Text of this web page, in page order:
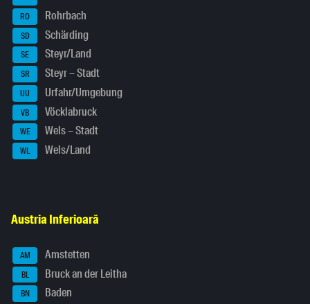
RO Rohrbach
SD Schärding
SE Steyr/Land
SR Steyr – Stadt
UU Urfahr/Umgebung
VB Vöcklabruck
WE Wels – Stadt
WL Wels/Land
Austria Inferioară
AM Amstetten
BL Bruck an der Leitha
BN Baden